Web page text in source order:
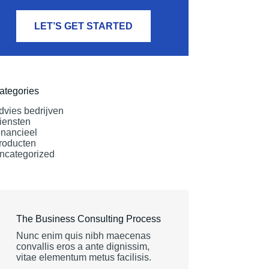
LET’S GET STARTED
bedrijven
The Business Consulting Process
Nunc enim quis nibh maecenas
convallis eros a ante dignissim,
vitae elementum metus facilisis.